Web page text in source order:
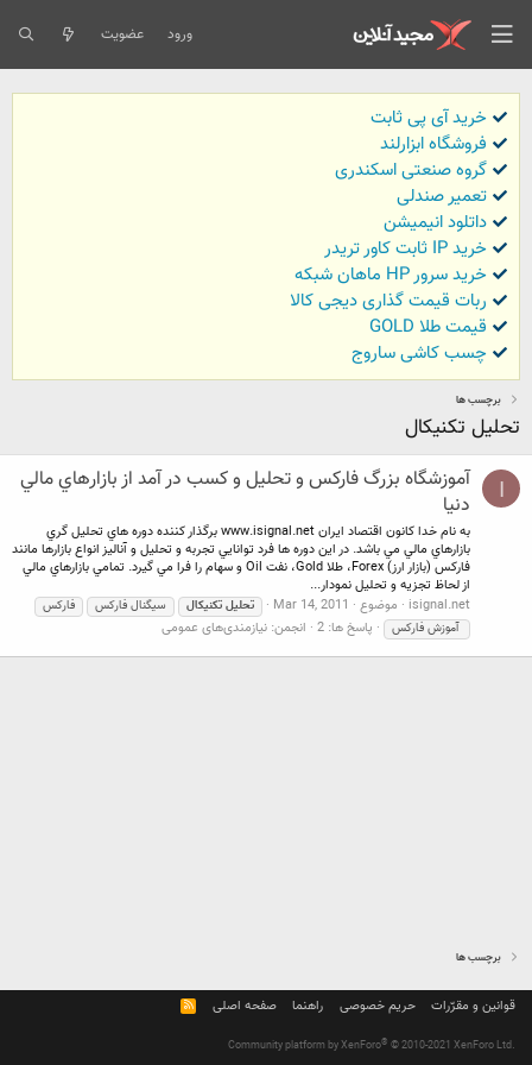
ورود عضویت
خرید آی پی ثابت
فروشگاه ابزارلند
گروه صنعتی اسکندری
تعمیر صندلی
داتلود انیمیشن
خرید IP ثابت کاور تریدر
خرید سرور HP ماهان شبکه
ربات قیمت گذاری دیجی کالا
قیمت طلا GOLD
چسب کاشی ساروج
برچسب ها
تحليل تكنيكال
I
آموزشگاه بزرگ فاركس و تحليل و كسب در آمد از بازارهاي مالي
دنيا
به نام خدا كانون اقتصاد ايران www.isignal.net برگذار كننده دوره هاي تحليل گري
بازارهاي مالي مي باشد. در اين دوره ها فرد توانايي تجربه و تحليل و آناليز انواع بازارها مانند
فاركس (بازار ارز) Forex، طلا Gold، نفت Oil و سهام را فرا مي گيرد. تمامي بازارهاي مالي
از لحاظ تجزيه و تحليل نمودار...
isignal.net
موضوع Mar 14, 2011 تحليل تكنيكال سيگنال فاركس
فاركس
‌ آموزش فاركس
پاسخ ها: 2 انجمن: نیازمندی‌های عمومی
برچسب ها
قوانین و مقرّرات حریم خصوصی راهنما صفحه اصلی
R
S
Community platform by XenForo® © 2010-2021 XenForo Ltd.